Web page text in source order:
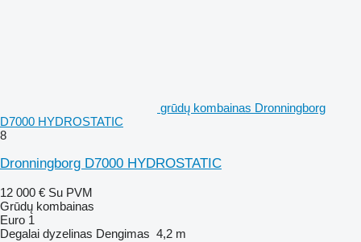
grūdų kombainas Dronningborg
D7000 HYDROSTATIC
8
Dronningborg D7000 HYDROSTATIC
12 000 € Su PVM
Grūdų kombainas
Euro 1
Degalai dyzelinas Dengimas 4,2 m